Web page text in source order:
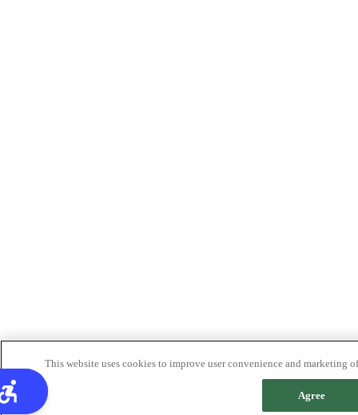
This website uses cookies to improve user convenience and marketing
Agree